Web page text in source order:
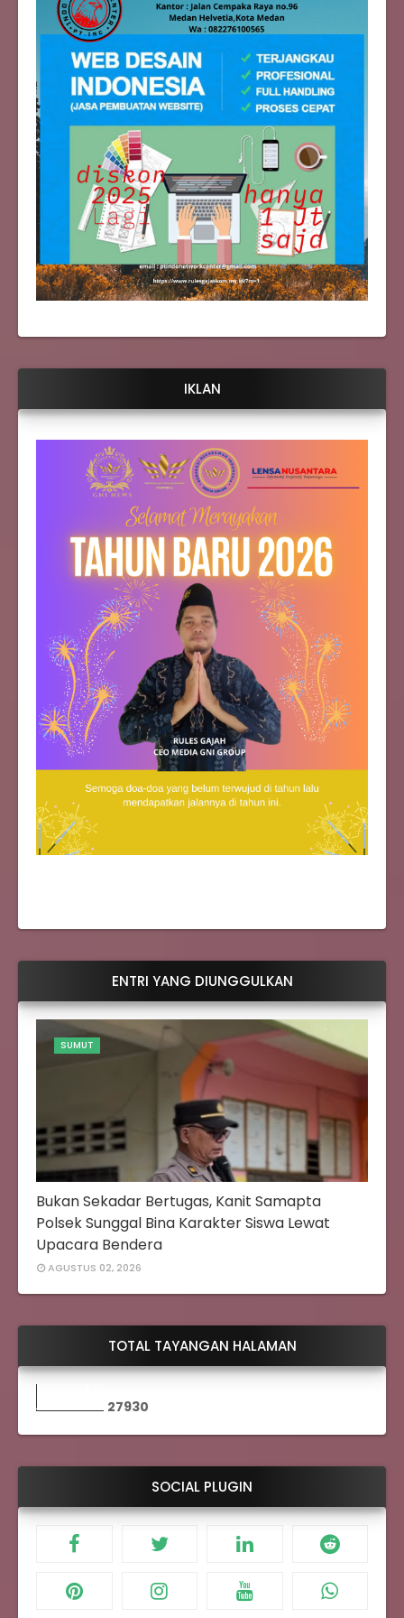
IKLAN
ENTRI YANG DIUNGGULKAN
SUMUT
Bukan Sekadar Bertugas, Kanit Samapta
Polsek Sunggal Bina Karakter Siswa Lewat
Upacara Bendera
AGUSTUS 02, 2026
TOTAL TAYANGAN HALAMAN
27930
SOCIAL PLUGIN